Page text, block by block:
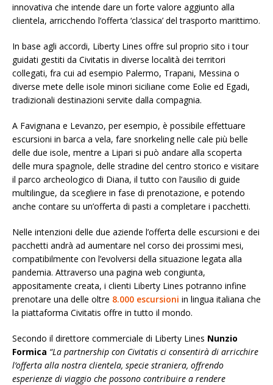
innovativa che intende dare un forte valore aggiunto alla
clientela, arricchendo l’offerta ‘classica’ del trasporto marittimo.
In base agli accordi, Liberty Lines offre sul proprio sito i tour
guidati gestiti da Civitatis in diverse località dei territori
collegati, fra cui ad esempio Palermo, Trapani, Messina o
diverse mete delle isole minori siciliane come Eolie ed Egadi,
tradizionali destinazioni servite dalla compagnia.
A Favignana e Levanzo, per esempio, è possibile effettuare
escursioni in barca a vela, fare snorkeling nelle cale più belle
delle due isole, mentre a Lipari si può andare alla scoperta
delle mura spagnole, delle stradine del centro storico e visitare
il parco archeologico di Diana, il tutto con l’ausilio di guide
multilingue, da scegliere in fase di prenotazione, e potendo
anche contare su un’offerta di pasti a completare i pacchetti.
Nelle intenzioni delle due aziende l’offerta delle escursioni e dei
pacchetti andrà ad aumentare nel corso dei prossimi mesi,
compatibilmente con l’evolversi della situazione legata alla
pandemia. Attraverso una pagina web congiunta,
appositamente creata, i clienti Liberty Lines potranno infine
prenotare una delle oltre 8.000 escursioni in lingua italiana che
la piattaforma Civitatis offre in tutto il mondo.
Secondo il direttore commerciale di Liberty Lines Nunzio
Formica “La partnership con Civitatis ci consentirà di arricchire
l’offerta alla nostra clientela, specie straniera, offrendo
esperienze di viaggio che possono contribuire a rendere